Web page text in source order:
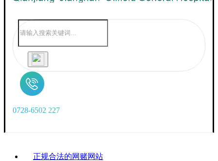
0728-6502 227
正规合法的网赌网站